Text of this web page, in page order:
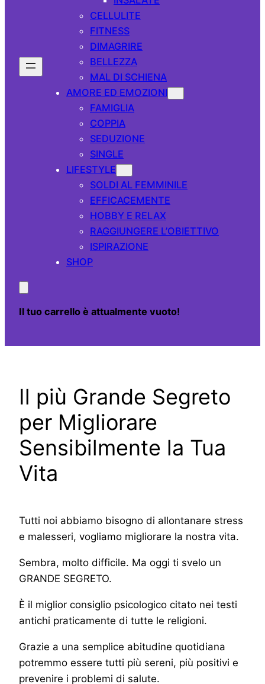
CELLULITE
FITNESS
DIMAGRIRE
BELLEZZA
MAL DI SCHIENA
AMORE ED EMOZIONI
FAMIGLIA
COPPIA
SEDUZIONE
SINGLE
LIFESTYLE
SOLDI AL FEMMINILE
EFFICACEMENTE
HOBBY E RELAX
RAGGIUNGERE L’OBIETTIVO
ISPIRAZIONE
SHOP
Il tuo carrello è attualmente vuoto!
Il più Grande Segreto
per Migliorare
Sensibilmente la Tua
Vita
Tutti noi abbiamo bisogno di allontanare stress
e malesseri, vogliamo migliorare la nostra vita.
Sembra, molto difficile. Ma oggi ti svelo un
GRANDE SEGRETO.
È il miglior consiglio psicologico citato nei testi
antichi praticamente di tutte le religioni.
Grazie a una semplice abitudine quotidiana
potremmo essere tutti più sereni, più positivi e
prevenire i problemi di salute.